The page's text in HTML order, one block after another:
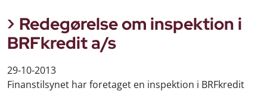
Redegørelse om inspektion i
BRFkredit a/s
29-10-2013
Finanstilsynet har foretaget en inspektion i BRFkredit